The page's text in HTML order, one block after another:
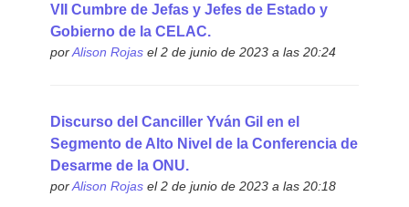
VII Cumbre de Jefas y Jefes de Estado y
Gobierno de la CELAC.
porAlison Rojasel 2 de junio de 2023 a las 20:24
Discurso del Canciller Yván Gil en el
Segmento de Alto Nivel de la Conferencia de
Desarme de la ONU.
porAlison Rojasel 2 de junio de 2023 a las 20:18